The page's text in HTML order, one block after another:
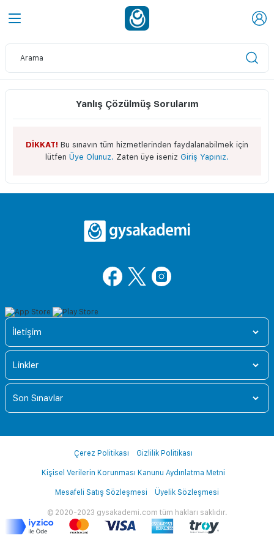
Yanlış Çözülmüş Sorularım
DİKKAT! Bu sınavın tüm hizmetlerinden faydalanabilmek için
lütfen Üye Olunuz. Zaten üye iseniz Giriş Yapınız.
İletişim
Linkler
Son Sınavlar
© 2020-2023 gysakademi.com tüm hakları saklıdır.
Çerez Politikası Gizlilik Politikası
Kişisel Verilerin Korunması Kanunu Aydınlatma Metni
Mesafeli Satış Sözleşmesi Üyelik Sözleşmesi